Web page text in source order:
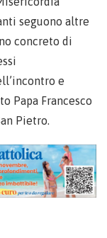
seguono altre
concreto di
e
Papa Francesco
Pietro.